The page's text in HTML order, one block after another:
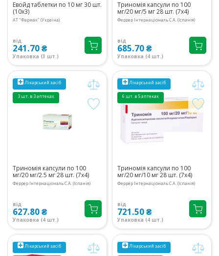
Евойд таблетки по 10 мг 30 шт.
(10х3)
АТ "Фармак" (Україна)
від
241.70 ₴
Упаковка (3 шт.)
Триномія капсули по 100
мг/20 мг/5 мг 28 шт. (7х4)
Феррер Інтернаціональ С.А. (Іспанія)
від
685.70 ₴
Упаковка (4 шт.)
Лікарський засіб
3 шт. в 3 аптеках
Триномія капсули по 100
мг/20 мг/2.5 мг 28 шт. (7х4)
Феррер Інтернаціональ С.А. (Іспанія)
від
627.80 ₴
Упаковка (4 шт.)
Лікарський засіб
6 шт. в 5 аптеках
Триномія капсули по 100
мг/20 мг/10 мг 28 шт. (7х4)
Феррер Інтернаціональ С.А. (Іспанія)
від
721.50 ₴
Упаковка (4 шт.)
Лікарський засіб Лікарський засіб